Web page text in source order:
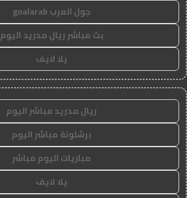
جول العرب goalarab
بث مباشر ريال مدريد اليوم
يلا لايف
ريال مدريد مباشر اليوم
برشلونة مباشر اليوم
مباريات اليوم مباشر
يلا لايف